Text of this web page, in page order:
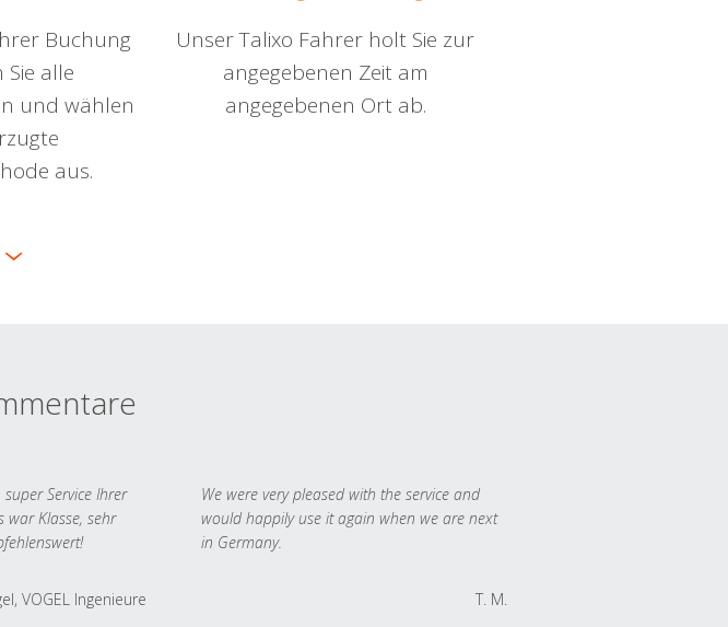
Buchung
alle
und wählen
aus.
Unser Talixo Fahrer holt Sie zur
angegebenen Zeit am
angegebenen Ort ab.
Service Ihrer
war Klasse, sehr
VOGEL Ingenieure
We were very pleased with the service and
would happily use it again when we are next
in Germany.
T. M.